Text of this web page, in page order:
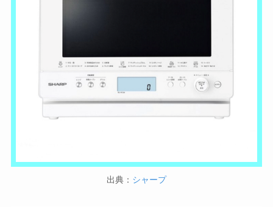
出典： シャープ